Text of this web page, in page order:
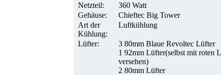
Netzteil:
360 Watt
Gehäuse:
Chieftec Big Tower
Art der
Kühlung:
Luftkühlung
Lüfter:
3 80mm Blaue Revoltec Lüfter
1 92mm Lüfter(selbst mit roten
versehen)
2 80mm Lüfter